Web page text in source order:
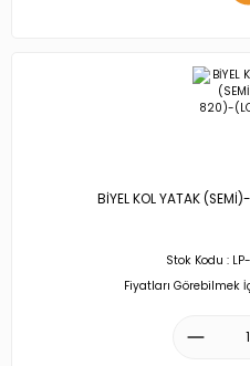
BİYEL KOL YATAK
Stok Kodu :
Fiyatları Görebilmek